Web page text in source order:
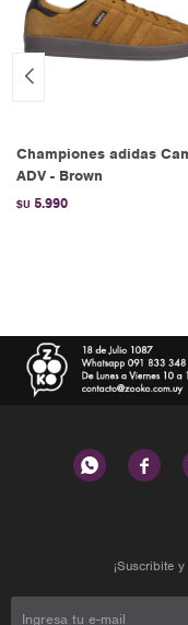
Championes adidas
ADV - Brown
$U 5.990
 
¡Suscribite